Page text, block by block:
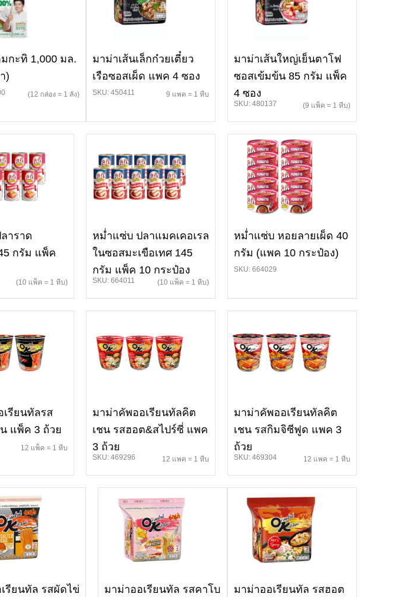
กะทิ 1,000 มล.
)
(12 กล่อง = 1 ลัง)
มาม่าเส้นเล็กก๋วยเตี๋ยว
เรือซอสเผ็ด แพค 4 ซอง
SKU: 450411 9 แพค = 1 หีบ
มาม่าเส้นใหญ่เย็นตาโฟ
ซอสเข้มข้น 85 กรัม แพ็ค
4 ซอง
SKU: 480137 (9 แพ็ค = 1 หีบ)
าราด
กรัม แพ็ค
(10 แพ็ค = 1 หีบ)
หม่ำแซ่บ ปลาแมคเคอเรล
ในซอสมะเขือเทศ 145
กรัม แพ็ค 10 กระป๋อง
SKU: 664011 (10 แพ็ค = 1 หีบ)
หม่ำแซ่บ หอยลายเผ็ด 40
กรัม (แพค 10 กระป๋อง)
SKU: 664029
รียนทัลรส
แพ็ค 3 ถ้วย
12 แพ็ค = 1 หีบ
มาม่าคัพออเรียนทัลคิต
เชน รสฮอต&สไปร์ซี่ แพค
3 ถ้วย
SKU: 469296 12 แพค = 1 หีบ
มาม่าคัพออเรียนทัลคิต
เชน รสกิมจิซีฟูด แพค 3
ถ้วย
SKU: 469304 12 แพค = 1 หีบ
รียนทัล รสผัดไข่
มาม่าออเรียนทัล รสคาโบ
มาม่าออเรียนทัล รสฮอต